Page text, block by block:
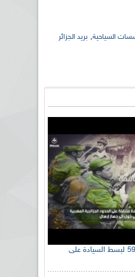
السياحية, بريد الجزائر
الإذاعة الجزائرية تحي الذكرى 59 لبسط السيادة على